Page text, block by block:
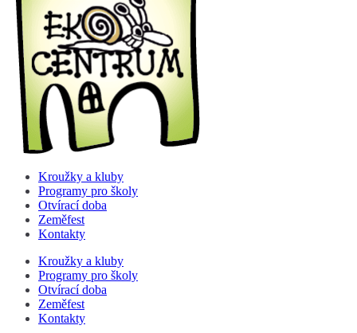
Kroužky a kluby
Programy pro školy
Otvírací doba
Zeměfest
Kontakty
Kroužky a kluby
Programy pro školy
Otvírací doba
Zeměfest
Kontakty